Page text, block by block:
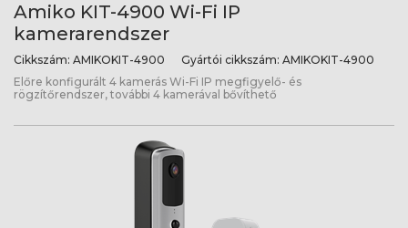
Amiko KIT-4900 Wi-Fi IP
kamerarendszer
Cikkszám: AMIKOKIT-4900 Gyártói cikkszám: AMIKOKIT-4900
Előre konfigurált 4 kamerás Wi-Fi IP megfigyelő- és
rögzítőrendszer, további 4 kamerával bővíthető